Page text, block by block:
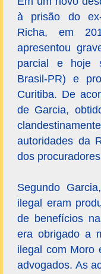
à prisão do
Richa, em
apresentou
parcial e hoje
Brasil-PR) e
Curitiba. De
de Garcia,
autoridades da
dos
Segundo
ilegal eram
de benefícios
era obrigado a
ilegal com Moro
advogados. As